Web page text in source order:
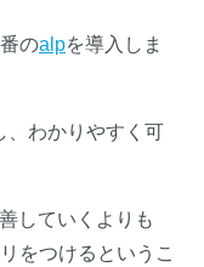
のalpを導入しま
、わかりやすく可
していくよりも
をつけるというこ